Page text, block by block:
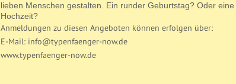
lieben Menschen gestalten. Ein runder Geburtstag? Oder eine
Hochzeit?
Anmeldungen zu diesen Angeboten können erfolgen über:
E-Mail: info@typenfaenger-now.de
www.typenfaenger-now.de